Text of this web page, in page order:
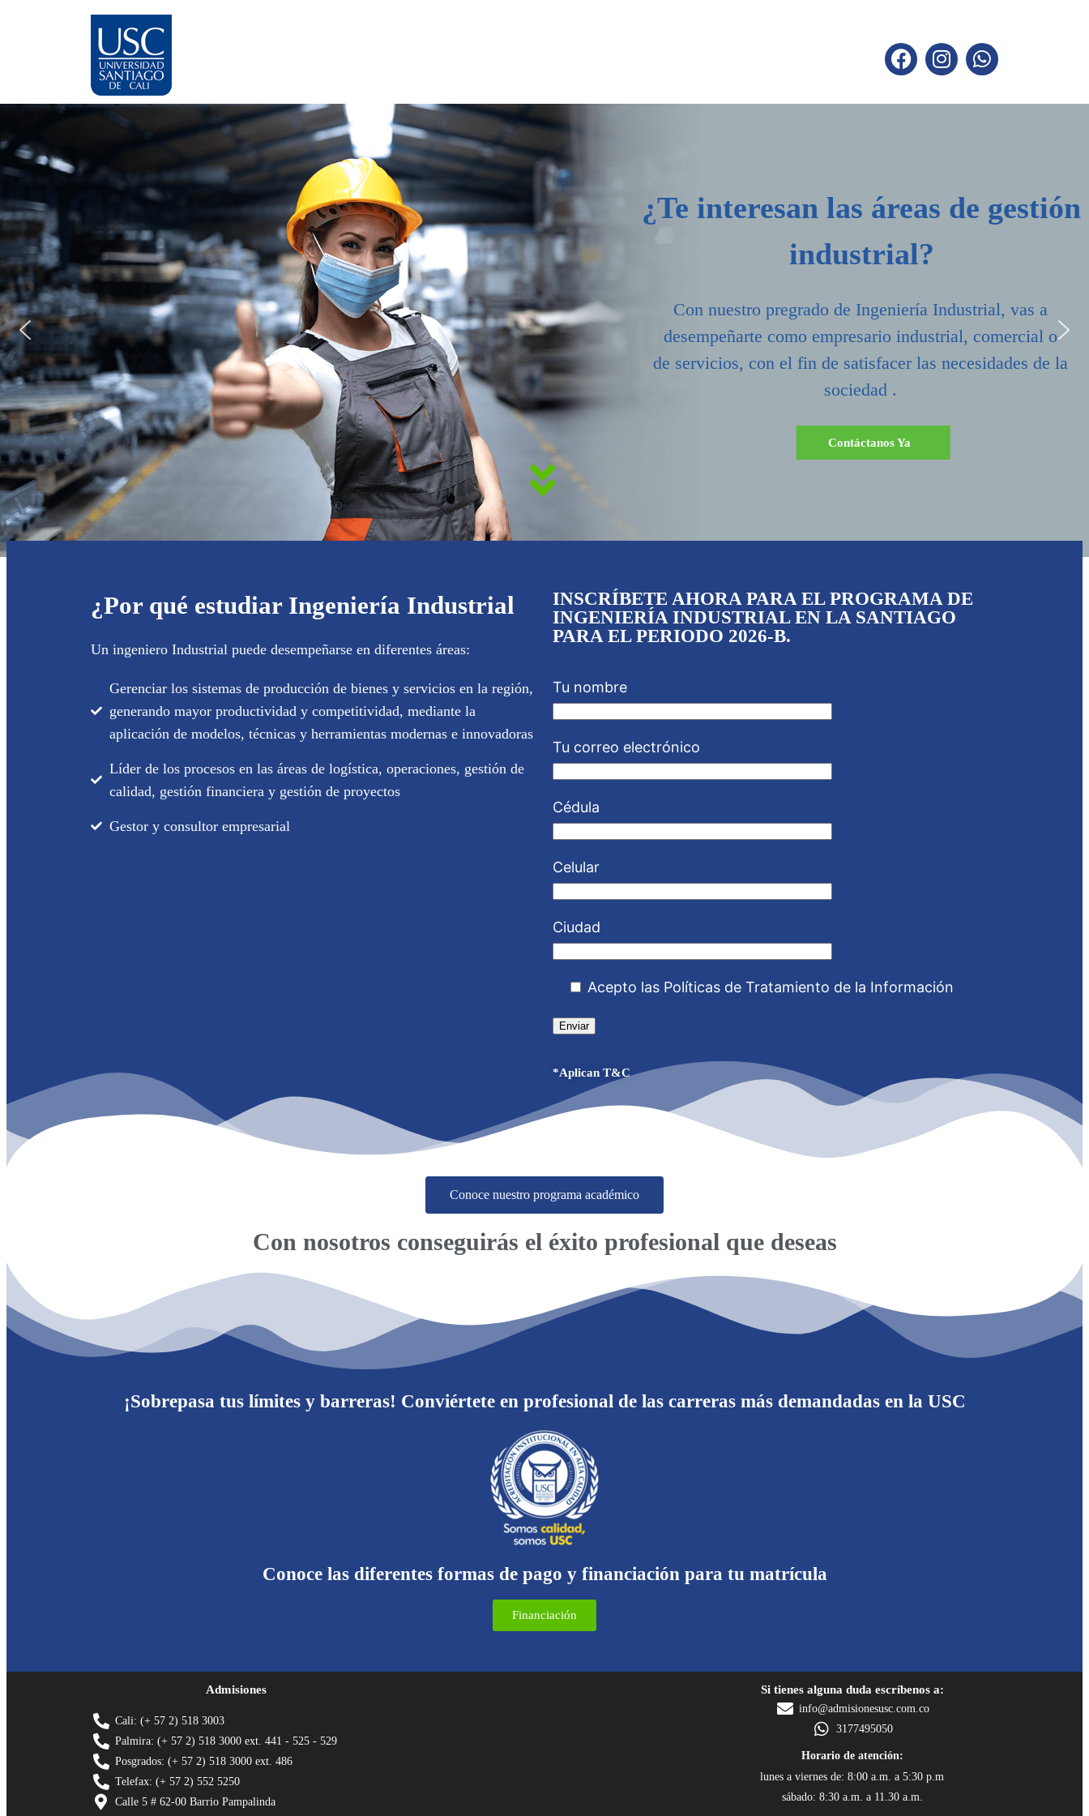
Con nuestro pregrado de Ingeniería Industrial, vas a
desempeñarte como empresario industrial, comercial o
de servicios, con el fin de satisfacer las necesidades de la
sociedad .
Contáctanos Ya
¿Te interesan las áreas de gestión
industrial?
¿Por qué estudiar Ingeniería Industrial
Un ingeniero Industrial puede desempeñarse en diferentes áreas:
Gerenciar los sistemas de producción de bienes y servicios en la región,
generando mayor productividad y competitividad, mediante la
aplicación de modelos, técnicas y herramientas modernas e innovadoras
Líder de los procesos en las áreas de logística, operaciones, gestión de
calidad, gestión financiera y gestión de proyectos
Gestor y consultor empresarial
INSCRÍBETE AHORA PARA EL PROGRAMA DE
INGENIERÍA INDUSTRIAL EN LA SANTIAGO
PARA EL PERIODO 2026-B.
Tu nombre
Tu correo electrónico
Cédula
Celular
Ciudad
Acepto las Políticas de Tratamiento de la Información
*Aplican T&C
Conoce nuestro programa académico
Con nosotros conseguirás el éxito profesional que deseas
¡Sobrepasa tus límites y barreras! Conviértete en profesional de las carreras más demandadas en la USC
Conoce las diferentes formas de pago y financiación para tu matrícula
Financiación
Admisiones
Cali: (+ 57 2) 518 3003
Palmira: (+ 57 2) 518 3000 ext. 441 - 525 - 529
Posgrados: (+ 57 2) 518 3000 ext. 486
Telefax: (+ 57 2) 552 5250
Calle 5 # 62-00 Barrio Pampalinda
Si tienes alguna duda escríbenos a:
info@admisionesusc.com.co
3177495050
Horario de atención:
lunes a viernes de: 8:00 a.m. a 5:30 p.m
sábado: 8:30 a.m. a 11.30 a.m.